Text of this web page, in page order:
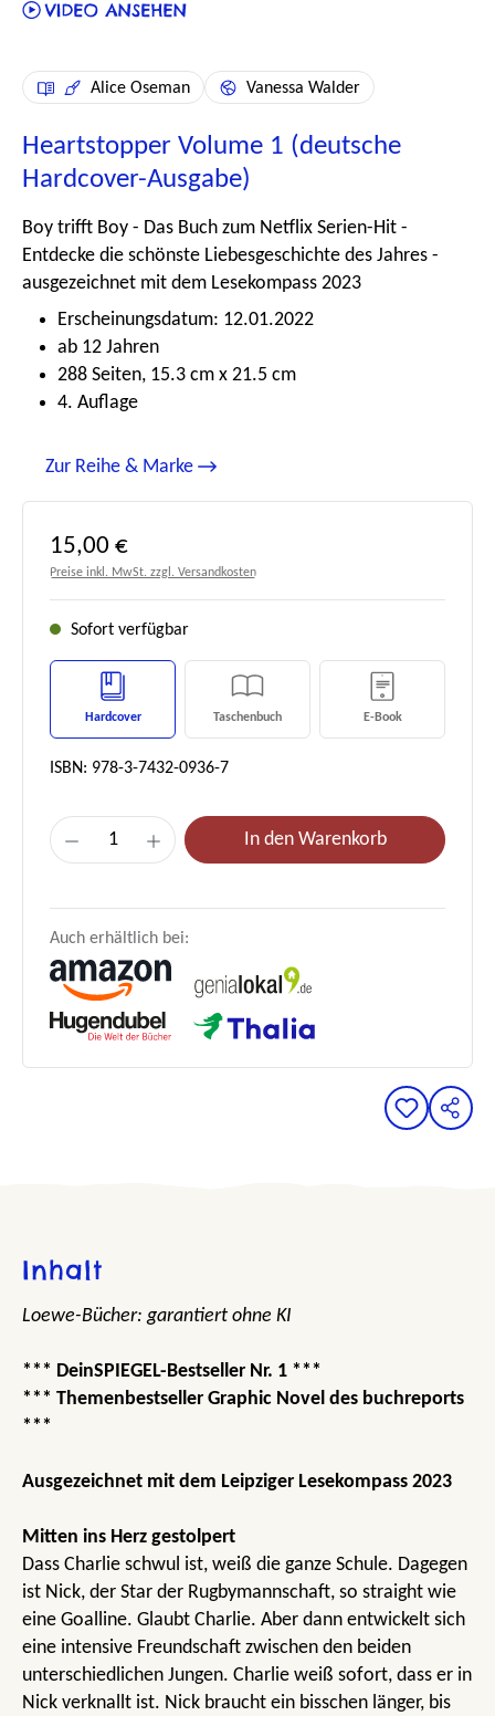
Alice Oseman Vanessa Walder
Heartstopper Volume 1 (deutsche
Hardcover-Ausgabe)
Boy trifft Boy - Das Buch zum Netflix Serien-Hit -
Entdecke die schönste Liebesgeschichte des Jahres -
ausgezeichnet mit dem Lesekompass 2023
Erscheinungsdatum: 12.01.2022
ab 12 Jahren
288 Seiten, 15.3 cm x 21.5 cm
4. Auflage
Zur Reihe & Marke
Regulärer Preis:
15,00 €
Preise inkl. MwSt. zzgl. Versandkosten
Sofort verfügbar
Hardcover Taschenbuch E-Book
ISBN: 978-3-7432-0936-7
Produkt Anzahl: Gib den gewünschten
In den Warenkorb
Auch erhältlich bei:
Inhalt
Loewe-Bücher: garantiert ohne KI
*** DeinSPIEGEL-Bestseller Nr. 1 ***
*** Themenbestseller Graphic Novel des buchreports
***
Ausgezeichnet mit dem Leipziger Lesekompass 2023
Mitten ins Herz gestolpert
Dass Charlie schwul ist, weiß die ganze Schule. Dagegen
ist Nick, der Star der Rugbymannschaft, so straight wie
eine Goalline. Glaubt Charlie. Aber dann entwickelt sich
eine intensive Freundschaft zwischen den beiden
unterschiedlichen Jungen. Charlie weiß sofort, dass er in
Nick verknallt ist. Nick braucht ein bisschen länger, bis